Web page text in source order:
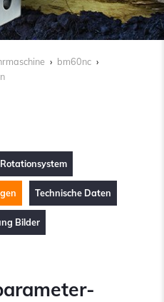
bm60nc
Rotationsystem
Technische Daten
Bilder